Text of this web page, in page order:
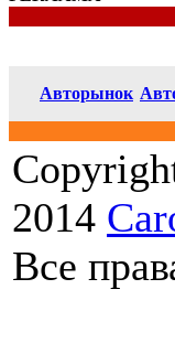
Авторынок
2014
Все